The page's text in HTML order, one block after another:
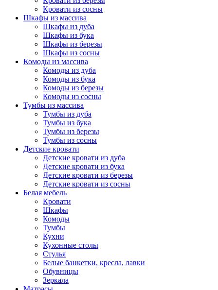
Кровати из сосны
Шкафы из массива
Шкафы из дуба
Шкафы из бука
Шкафы из березы
Шкафы из сосны
Комоды из массива
Комоды из дуба
Комоды из бука
Комоды из березы
Комоды из сосны
Тумбы из массива
Тумбы из дуба
Тумбы из бука
Тумбы из березы
Тумбы из сосны
Детские кровати
Детские кровати из дуба
Детские кровати из бука
Детские кровати из березы
Детские кровати из сосны
Белая мебель
Кровати
Шкафы
Комоды
Тумбы
Кухни
Кухонные столы
Стулья
Белые банкетки, кресла, лавки
Обувницы
Зеркала